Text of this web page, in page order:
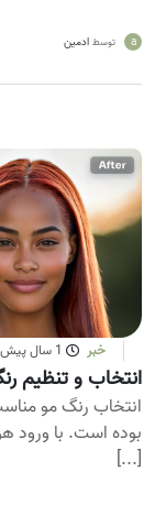
a توسط ادمین
خبر 1 سال پیش
انتخاب و تنظیم
انتخاب رنگ مو
بوده است. با ورود
[...]